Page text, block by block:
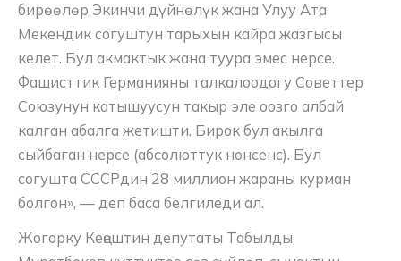
бирөөлөр Экинчи дүйнөлүк жана Улуу Ата
Мекендик согуштун тарыхын кайра жазгысы
келет. Бул акмактык жана туура эмес нерсе.
Фашисттик Германияны талкалоодогу Советтер
Союзунун катышуусун такыр эле оозго албай
калган абалга жетишти. Бирок бул акылга
сыйбаган нерсе (абсолюттук нонсенс). Бул
согушта СССРдин 28 миллион жараны курман
болгон», — деп баса белгиледи ал.
Жогорку Кеңештин депутаты Табылды